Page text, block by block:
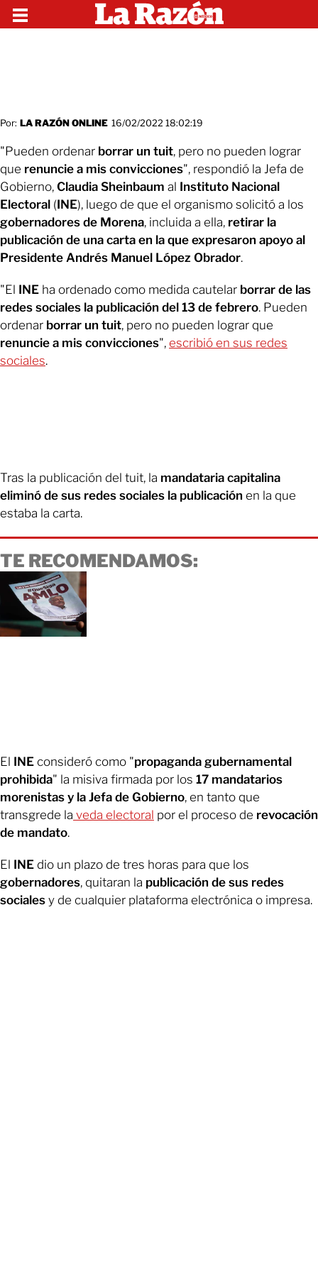
Por: LA RAZÓN ONLINE 16/02/2022 18:02:19
"Pueden ordenar borrar un tuit, pero no pueden lograr
que renuncie a mis convicciones", respondió la Jefa de
Gobierno, Claudia Sheinbaum al Instituto Nacional
Electoral (INE), luego de que el organismo solicitó a los
gobernadores de Morena, incluida a ella, retirar la
publicación de una carta en la que expresaron apoyo al
Presidente Andrés Manuel López Obrador.
"El INE ha ordenado como medida cautelar borrar de las
redes sociales la publicación del 13 de febrero. Pueden
ordenar borrar un tuit, pero no pueden lograr que
renuncie a mis convicciones", escribió en sus redes
sociales.
Tras la publicación del tuit, la mandataria capitalina
eliminó de sus redes sociales la publicación en la que
estaba la carta.
TE RECOMENDAMOS:
El INE consideró como "propaganda gubernamental
prohibida" la misiva firmada por los 17 mandatarios
morenistas y la Jefa de Gobierno, en tanto que
transgrede la veda electoral por el proceso de revocación
de mandato.
El INE dio un plazo de tres horas para que los
gobernadores, quitaran la publicación de sus redes
sociales y de cualquier plataforma electrónica o impresa.